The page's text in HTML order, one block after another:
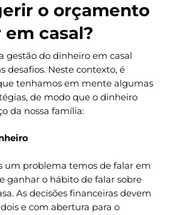
o orçamento
casal?
gestão do dinheiro em casal
desafios. Neste contexto, é
tenhamos em mente algumas
de modo que o dinheiro
da nossa família:
um problema temos de falar em
ganhar o hábito de falar sobre
As decisões financeiras devem
e com abertura para o